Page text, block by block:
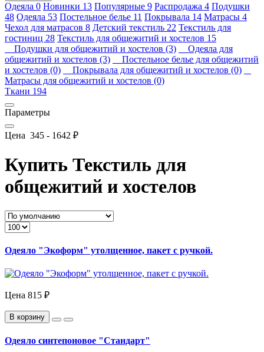
Одеяла 0 Новинки 13 Популярные 9 Распродажа 4 Подушки
48 Одеяла 53 Постельное белье 11 Покрывала 14 Матрасы 4
Чехол для матрасов 8 Детский текстиль 22 Текстиль для
гостиниц 28 Текстиль для общежитий и хостелов 15
Подушки для общежитий и хостелов (3)
Одеяла для
общежитий и хостелов (3)
Постельное белье для общежитий
и хостелов (0)
Покрывала для общежитий и хостелов (0)
Матрасы для общежитий и хостелов (0)
Ткани 194
Параметры
Цена 345 - 1642 ₽
Купить Текстиль для
общежитий и хостелов
Одеяло "Экоформ" утолщенное, пакет с ручкой.
Цена 815 ₽
В корзину
Одеяло синтепоновое "Стандарт"